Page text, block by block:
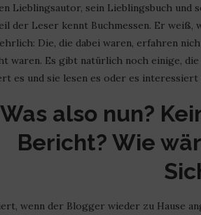
Lieblingsautor, sein Lieblingsbuch und
der Leser kennt Buchmessen. Er weiß,
Die, die dabei waren, erfahren
waren. Es gibt natürlich noch einige,
es und sie lesen es oder es
Was also nun?
Bericht? Wie
wenn der Blogger wieder zu Hause